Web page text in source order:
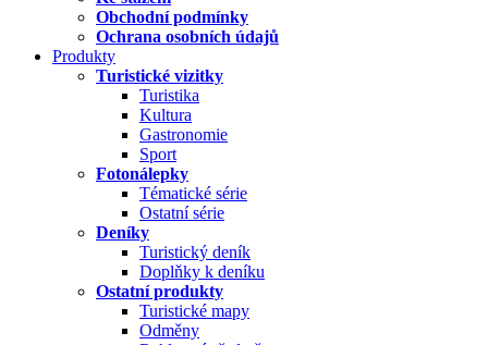
Obchodní podmínky
Ochrana osobních údajů
Produkty
Turistické vizitky
Turistika
Kultura
Gastronomie
Sport
Fotonálepky
Tématické série
Ostatní série
Deníky
Turistický deník
Doplňky k deníku
Ostatní produkty
Turistické mapy
Odměny